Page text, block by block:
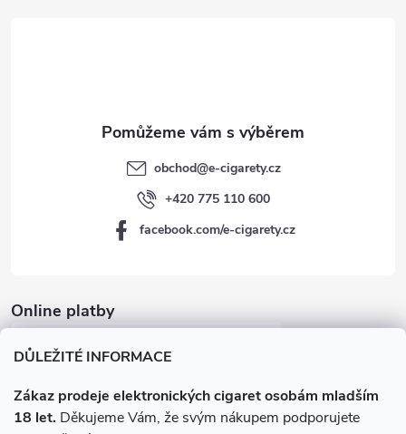
DŮLEŽITÉ INFORMACE
Zákaz prodeje elektronických cigaret osobám mladším
18 let. Děkujeme Vám, že svým nákupem podporujete
obchod@e-cigarety.cz
+420 775 110 600
facebook.com/e-cigarety.cz
Online platby